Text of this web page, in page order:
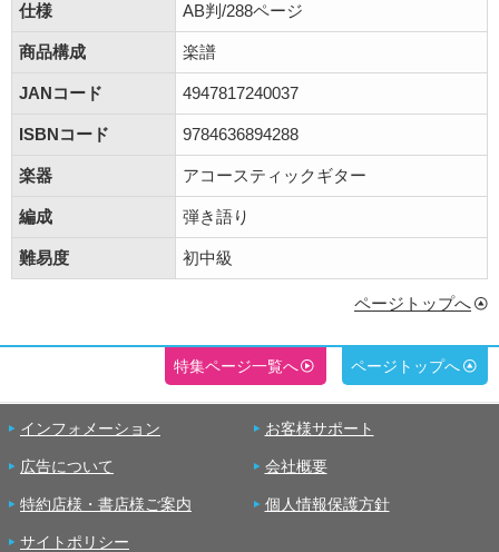
仕様 AB判/288ページ
商品構成 楽譜
JANコード 4947817240037
ISBNコード 9784636894288
楽器 アコースティックギター
編成 弾き語り
難易度 初中級
ページトップへ
特集ページ一覧へ ページトップへ
インフォメーション お客様サポート
広告について 会社概要
特約店様・書店様ご案内 個人情報保護方針
サイトポリシー